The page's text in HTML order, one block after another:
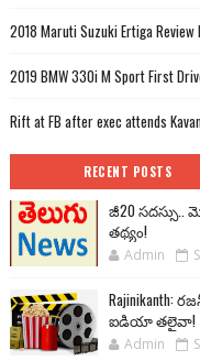
2018 Maruti Suzuki Ertiga Review
2019 BMW 330i M Sport First
Rift at FB after exec attends
RECENT POSTS
జీ20 సదస్సు..
తథ్యం!
Admin
ఐడియా తలైవా!
Admin